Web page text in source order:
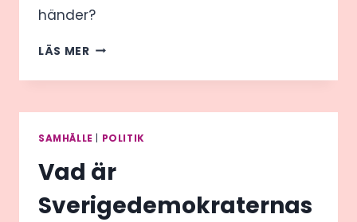
händer?
LÄS MERHUR
VI
MED
MÄNS
VÅLD
MOT
KVINNOR:
SAMHÄLLE POLITIK
Vad är
Sverigedemokraternas